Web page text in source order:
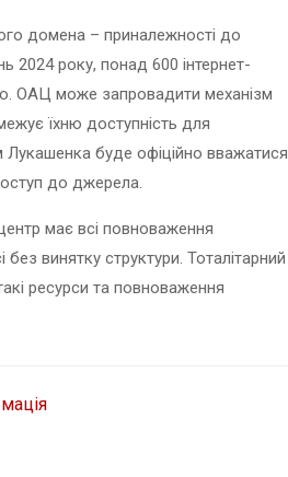
домена – приналежності до
2024 року, понад 600 інтернет-
ОАЦ може запровадити механізм
їхню доступність для
Лукашенка буде офіційно вважатися
до джерела.
має всі повноваження
без винятку структури. Тоталітарний
ресурси та повноваження